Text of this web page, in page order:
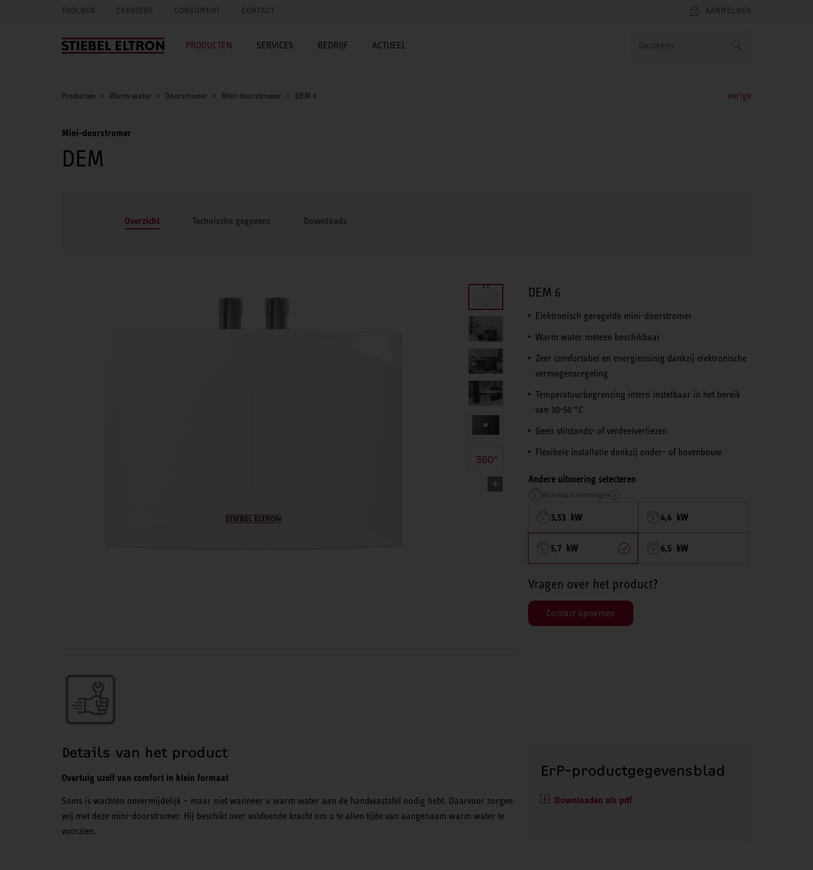
TOOLBOX CARRIÈRE CONSUMENT CONTACT AANMELDEN
PRODUCTEN SERVICES BEDRIJF ACTUEEL
Producten Warm water Doorstromer Mini-doorstromer DEM 6 vorige
Mini-doorstromer
DEM
Overzicht Technische gegevens Downloads
360°
DEM 6
Elektronisch geregelde mini-doorstromer
Warm water meteen beschikbaar
Zeer comfortabel en energie­zuinig dankzij elektronische
vermogensregeling
Temperatuurbegrenzing intern instelbaar in het bereik
van 30-50 °C
Geen stilstands- of verdeelverliezen
Flexibele installatie dankzij onder- of bovenbouw
Andere uitvoering selecteren
Nominaal vermogen
3,53 kW 4,4 kW
5,7 kW 6,5 kW
Vragen over het product?
Contact opnemen
Details van het product
Overtuig uzelf van comfort in klein formaat
Soms is wachten onvermijdelijk – maar niet wanneer u warm water aan de handwastafel nodig hebt. Daarvoor zorgen
wij met deze mini-doorstromer. Hij beschikt over voldoende kracht om u te allen tijde van aangenaam warm water te
voorzien.
ErP-productgegevensblad
Downloaden als pdf